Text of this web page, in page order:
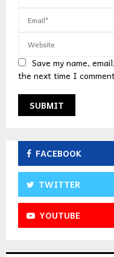
Save my name,
the next time I
FACEBOOK
TWITTER
YOUTUBE